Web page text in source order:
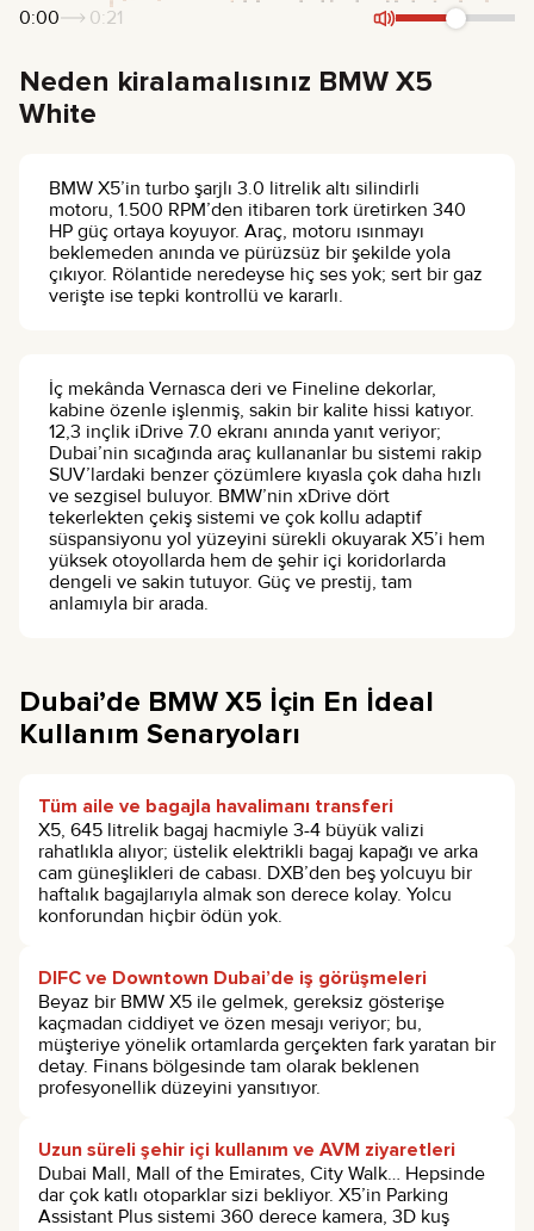
0:00 0:21
Neden kiralamalısınız BMW X5
White
BMW X5’in turbo şarjlı 3.0 litrelik altı silindirli
motoru, 1.500 RPM’den itibaren tork üretirken 340
HP güç ortaya koyuyor. Araç, motoru ısınmayı
beklemeden anında ve pürüzsüz bir şekilde yola
çıkıyor. Rölantide neredeyse hiç ses yok; sert bir gaz
verişte ise tepki kontrollü ve kararlı.
İç mekânda Vernasca deri ve Fineline dekorlar,
kabine özenle işlenmiş, sakin bir kalite hissi katıyor.
12,3 inçlik iDrive 7.0 ekranı anında yanıt veriyor;
Dubai’nin sıcağında araç kullananlar bu sistemi rakip
SUV’lardaki benzer çözümlere kıyasla çok daha hızlı
ve sezgisel buluyor. BMW’nin xDrive dört
tekerlekten çekiş sistemi ve çok kollu adaptif
süspansiyonu yol yüzeyini sürekli okuyarak X5’i hem
yüksek otoyollarda hem de şehir içi koridorlarda
dengeli ve sakin tutuyor. Güç ve prestij, tam
anlamıyla bir arada.
Dubai’de BMW X5 İçin En İdeal
Kullanım Senaryoları
Tüm aile ve bagajla havalimanı transferi
X5, 645 litrelik bagaj hacmiyle 3-4 büyük valizi
rahatlıkla alıyor; üstelik elektrikli bagaj kapağı ve arka
cam güneşlikleri de cabası. DXB’den beş yolcuyu bir
haftalık bagajlarıyla almak son derece kolay. Yolcu
konforundan hiçbir ödün yok.
DIFC ve Downtown Dubai’de iş görüşmeleri
Beyaz bir BMW X5 ile gelmek, gereksiz gösterişe
kaçmadan ciddiyet ve özen mesajı veriyor; bu,
müşteriye yönelik ortamlarda gerçekten fark yaratan bir
detay. Finans bölgesinde tam olarak beklenen
profesyonellik düzeyini yansıtıyor.
Uzun süreli şehir içi kullanım ve AVM ziyaretleri
Dubai Mall, Mall of the Emirates, City Walk… Hepsinde
dar çok katlı otoparklar sizi bekliyor. X5’in Parking
Assistant Plus sistemi 360 derece kamera, 3D kuş